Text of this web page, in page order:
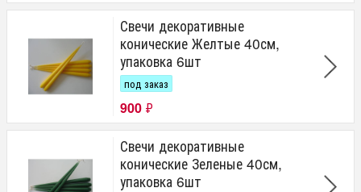
Свечи декоративные
конические Желтые 40см,
упаковка 6шт
под заказ
900 ₽
Свечи декоративные
конические Зеленые 40см,
упаковка 6шт